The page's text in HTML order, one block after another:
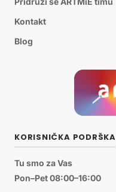
Kontakt
Blog
KORISNIČKA PODRŠKA
Tu smo za Vas
Pon–Pet 08:00–16:00